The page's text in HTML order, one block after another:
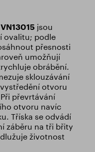
VN13015 jsou
ovalitu; podle
přesnosti
umožňují
obrábění.
sklouzávání
otvoru
převrtávání
otvoru navíc
Tříska se odvádí
záběru na tři břity
životnost